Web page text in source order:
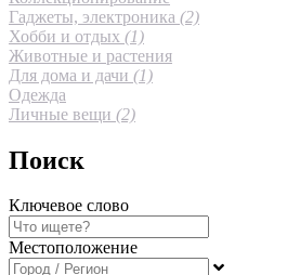
Гаджеты, электроника (2)
Хобби и отдых (1)
Животные и растения
Для дома и дачи (1)
Одежда
Личные вещи (2)
Поиск
Ключевое слово
Местоположение